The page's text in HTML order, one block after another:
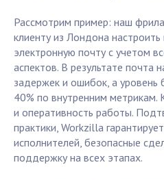
Рассмотрим пример: наш
клиенту из Лондона
электронную почту с учетом
аспектов. В результате почта
задержек и ошибок, а уровень
40% по внутренним метрикам.
и оперативность работы.
практики, Workzilla
исполнителей, безопасные
поддержку на всех этапах.